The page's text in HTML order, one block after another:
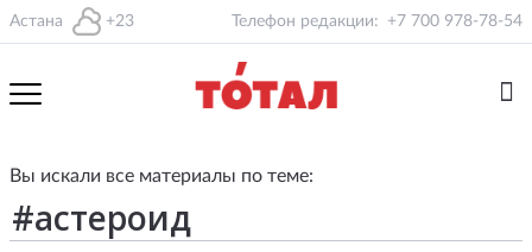
Астана +23 Телефон редакции: +7 700 978-78-54
Вы искали все материалы по теме: